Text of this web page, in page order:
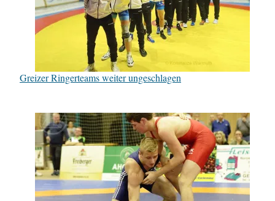
Greizer Ringerteams weiter ungeschlagen